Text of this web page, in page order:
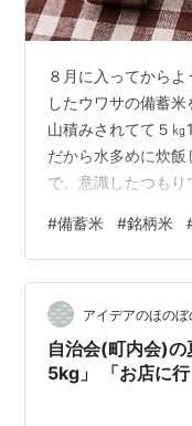
８月に入ってから
したウワサの備蓄
山積みされてて５
だから水多めに炊
で、意識したつもり
美味しくはないです
は全然果たせてま
でしょう。 ただこ
カリやあきたこまち
と改めて気付かされ
いし美味しいとか
#備蓄米 #銘柄米
アイデアのほの
自治会(町内会)の
5kg」 「お店に